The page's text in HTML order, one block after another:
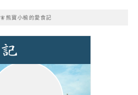
🧚熊寶小榆的愛食記